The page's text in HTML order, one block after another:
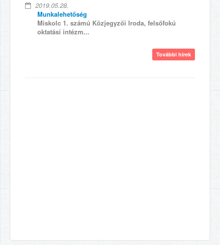
2019.05.28.
Munkalehetőség
Miskolc 1. számú Közjegyzői Iroda, felsőfokú
oktatási intézm...
További hírek